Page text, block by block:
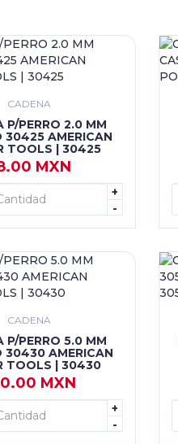
CADENA
P/PERRO 2.0 MM
30425 AMERICAN
TOOLS | 30425
MXN
+
-
AGREGAR
CADENA
P/PERRO 5.0 MM
30430 AMERICAN
TOOLS | 30430
MXN
+
-
AGREGAR